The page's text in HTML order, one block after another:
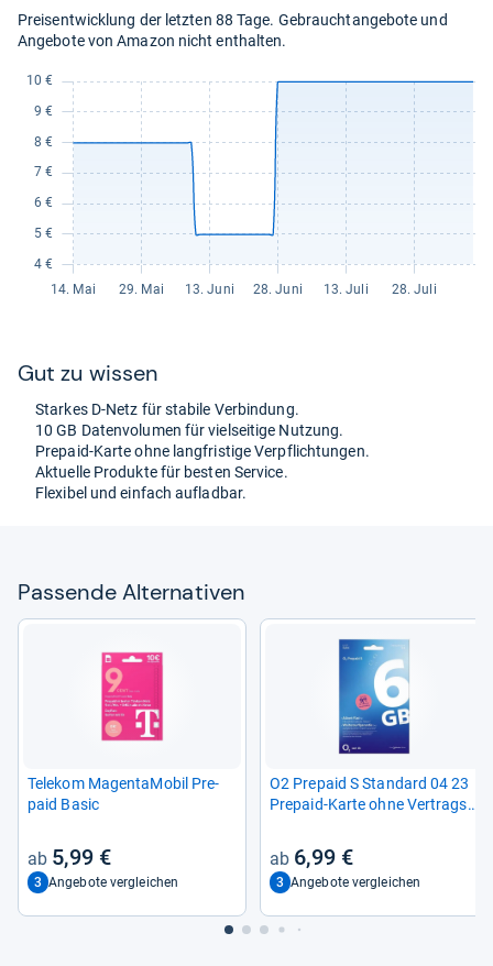
Preisentwicklung der letzten 88 Tage. Gebrauchtangebote und
Angebote von Amazon nicht enthalten.
Gut zu wis­sen
Star­kes D-​Netz für sta­bile Ver­bin­dung.
10 GB Daten­vo­lu­men für viel­sei­tige Nut­zung.
Pre­paid-​Karte ohne lang­fris­tige Ver­pflich­tun­gen.
Aktu­elle Pro­dukte für bes­ten Ser­vice.
Fle­xi­bel und ein­fach auf­lad­bar.
Pas­sende Alter­na­ti­ven
Tele­kom Magen­ta­Mo­bil Pre­
paid Basic
5,99 €
3 Angebote vergleichen
O2 Pre­paid S Stan­dard 04 23
Pre­paid-​Karte ohne Ver­trags­
6,99 €
3 Angebote vergleichen